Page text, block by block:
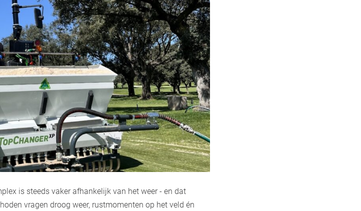
is steeds vaker afhankelijk van het weer - en dat
vragen droog weer, rustmomenten op het veld én